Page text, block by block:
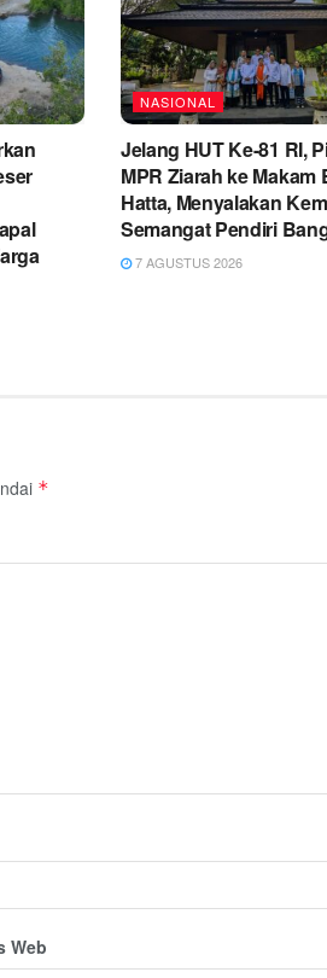
NASIONAL
Jelang HUT Ke-81 RI,
MPR Ziarah ke Makam
Hatta, Menyalakan
Semangat Pendiri
7 AGUSTUS 2026
*
Web